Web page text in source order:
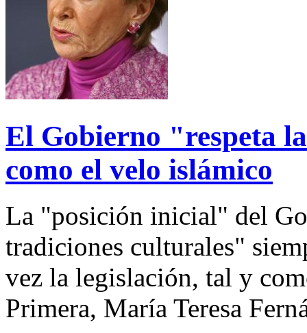
El Gobierno "respeta
como el velo islámico
La "posición inicial" del
tradiciones culturales"
vez la legislación, tal y
Primera, María Teresa